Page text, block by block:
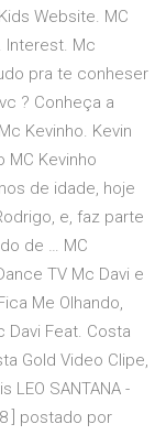
Website. MC
Interest. Mc
pra te conheser
? Conheça a
Kevinho. Kevin
MC Kevinho
de idade, hoje
e, faz parte
de … MC
TV Mc Davi e
Me Olhando,
Davi Feat. Costa
Gold Video Clipe,
LEO SANTANA -
] postado por